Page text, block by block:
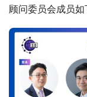
顾问委员会成员如